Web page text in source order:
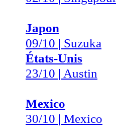
Japon
09/10 | Suzuka
États-Unis
23/10 | Austin
Mexico
30/10 | Mexico